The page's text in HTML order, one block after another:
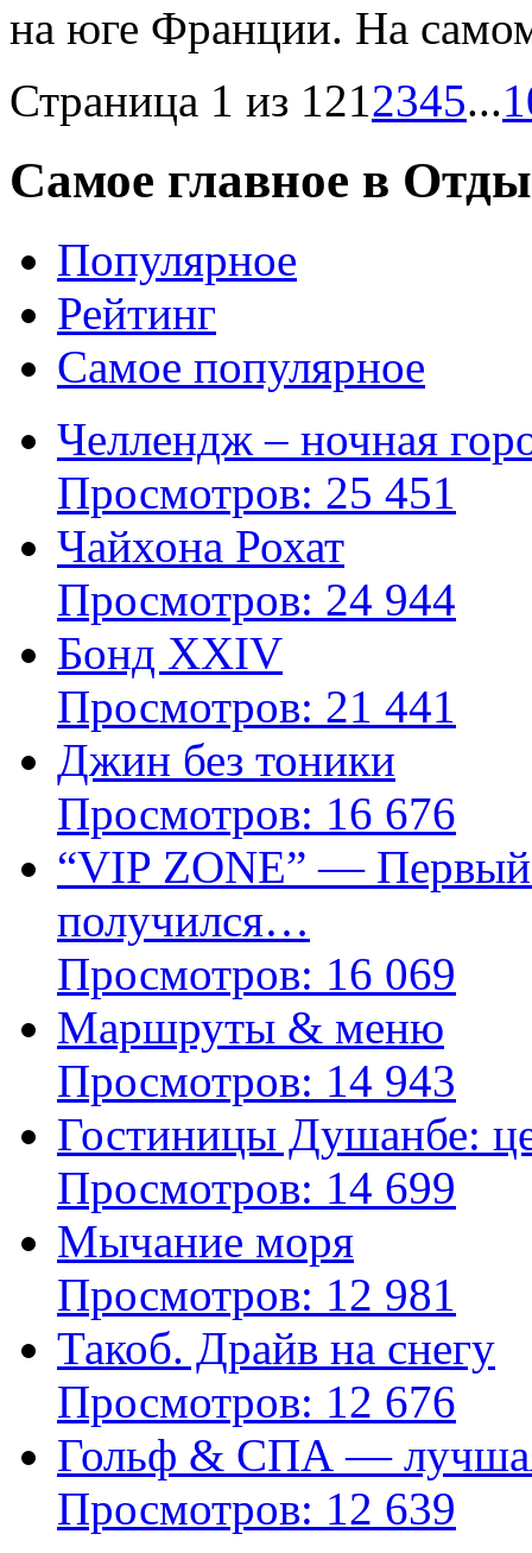
на юге Франции. На
Страница 1 из 1212345...
Самое главное в
Популярное
Рейтинг
Самое популярное
Челлендж – ночная
Просмотров: 25 451
Чайхона Рохат
Просмотров: 24 944
Бонд XXIV
Просмотров: 21 441
Джин без тоники
Просмотров: 16 676
“VIP ZONE” — Первый
получился…
Просмотров: 16 069
Маршруты & меню
Просмотров: 14 943
Гостиницы Душанбе:
Просмотров: 14 699
Мычание моря
Просмотров: 12 981
Такоб. Драйв на снегу
Просмотров: 12 676
Гольф & СПА — лучшая
Просмотров: 12 639